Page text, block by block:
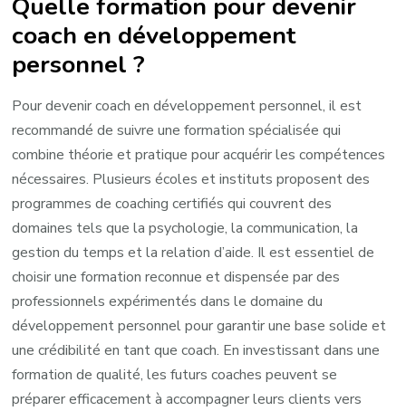
coach en développement
personnel ?
Pour devenir coach en développement personnel, il est
recommandé de suivre une formation spécialisée qui
combine théorie et pratique pour acquérir les compétences
nécessaires. Plusieurs écoles et instituts proposent des
programmes de coaching certifiés qui couvrent des
domaines tels que la psychologie, la communication, la
gestion du temps et la relation d’aide. Il est essentiel de
choisir une formation reconnue et dispensée par des
professionnels expérimentés dans le domaine du
développement personnel pour garantir une base solide et
une crédibilité en tant que coach. En investissant dans une
formation de qualité, les futurs coaches peuvent se
préparer efficacement à accompagner leurs clients vers